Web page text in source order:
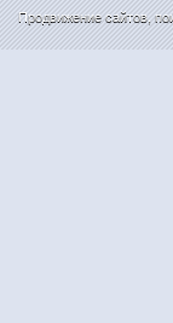
Продвижение сайтов,